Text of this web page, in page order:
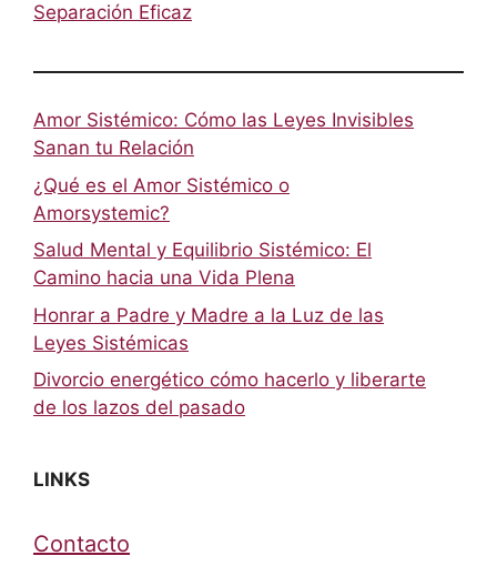
Separación Eficaz
Amor Sistémico: Cómo las Leyes Invisibles
Sanan tu Relación
¿Qué es el Amor Sistémico o
Amorsystemic?
Salud Mental y Equilibrio Sistémico: El
Camino hacia una Vida Plena
Honrar a Padre y Madre a la Luz de las
Leyes Sistémicas
Divorcio energético cómo hacerlo y liberarte
de los lazos del pasado
LINKS
Contacto